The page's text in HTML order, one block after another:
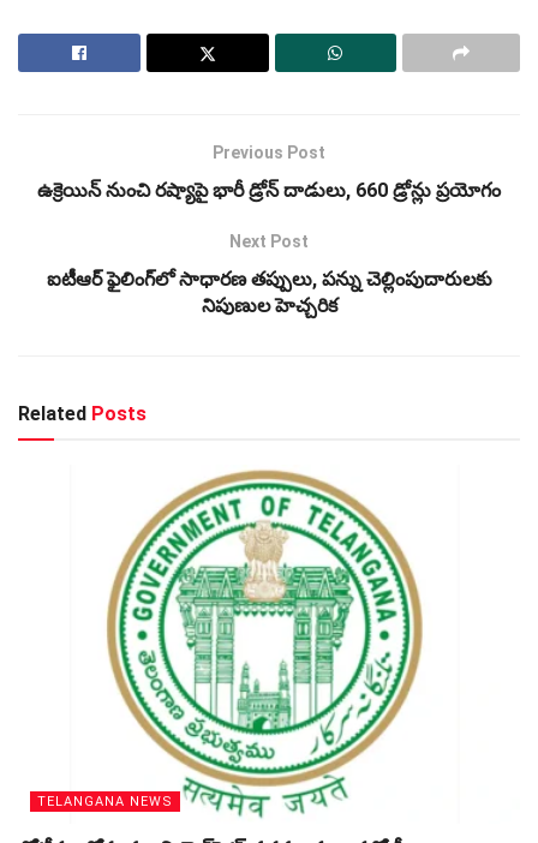
Previous Post
ఉక్రెయిన్‌ నుంచి రష్యాపై భారీ డ్రోన్ దాడులు, 660 డ్రోన్లు ప్రయోగం
Next Post
ఐటీఆర్ ఫైలింగ్‌లో సాధారణ తప్పులు, పన్ను చెల్లింపుదారులకు
నిపుణుల హెచ్చరిక
Related Posts
TELANGANA NEWS